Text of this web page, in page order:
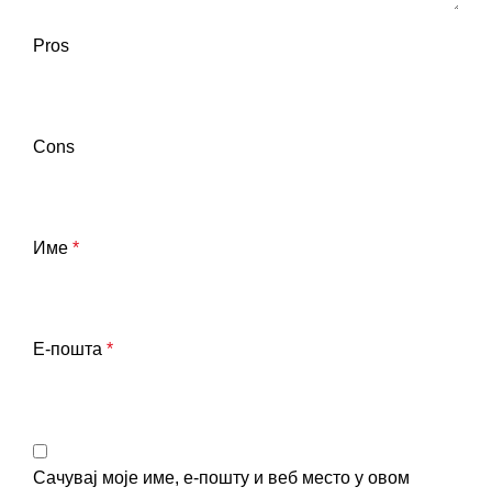
Pros
Cons
Име *
Е-пошта *
Сачувај моје име, е-пошту и веб место у овом